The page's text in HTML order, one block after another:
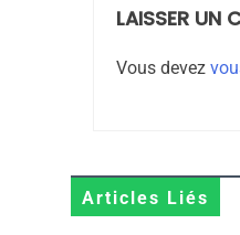
LAISSER UN
Vous devez
Articles Liés